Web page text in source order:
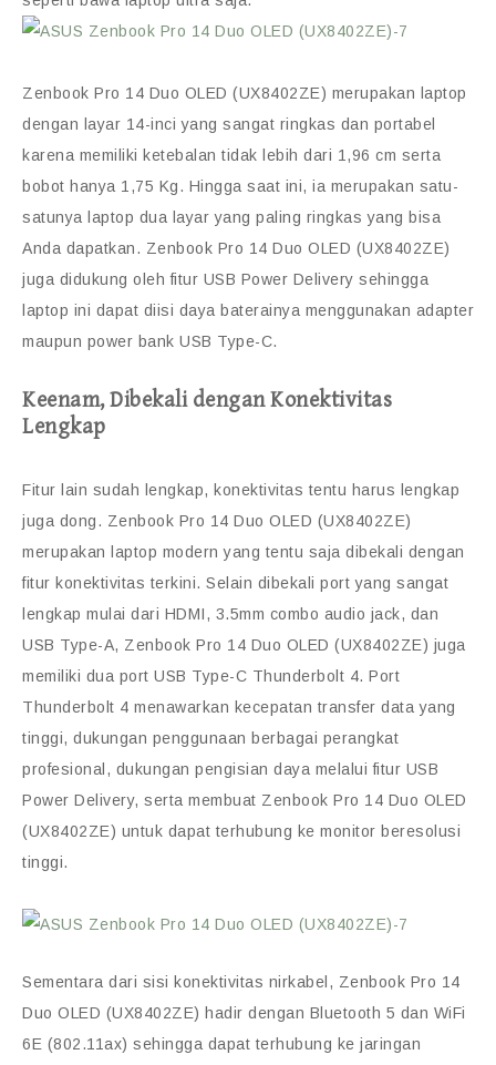
Zenbook Pro 14 Duo OLED (UX8402ZE) merupakan laptop
dengan layar 14-inci yang sangat ringkas dan portabel
karena memiliki ketebalan tidak lebih dari 1,96 cm serta
bobot hanya 1,75 Kg. Hingga saat ini, ia merupakan satu-
satunya laptop dua layar yang paling ringkas yang bisa
Anda dapatkan. Zenbook Pro 14 Duo OLED (UX8402ZE)
juga didukung oleh fitur USB Power Delivery sehingga
laptop ini dapat diisi daya baterainya menggunakan adapter
maupun power bank USB Type-C.
Keenam, Dibekali dengan Konektivitas
Lengkap
Fitur lain sudah lengkap, konektivitas tentu harus lengkap
juga dong. Zenbook Pro 14 Duo OLED (UX8402ZE)
merupakan laptop modern yang tentu saja dibekali dengan
fitur konektivitas terkini. Selain dibekali port yang sangat
lengkap mulai dari HDMI, 3.5mm combo audio jack, dan
USB Type-A, Zenbook Pro 14 Duo OLED (UX8402ZE) juga
memiliki dua port USB Type-C Thunderbolt 4. Port
Thunderbolt 4 menawarkan kecepatan transfer data yang
tinggi, dukungan penggunaan berbagai perangkat
profesional, dukungan pengisian daya melalui fitur USB
Power Delivery, serta membuat Zenbook Pro 14 Duo OLED
(UX8402ZE) untuk dapat terhubung ke monitor beresolusi
tinggi.
Sementara dari sisi konektivitas nirkabel, Zenbook Pro 14
Duo OLED (UX8402ZE) hadir dengan Bluetooth 5 dan WiFi
6E (802.11ax) sehingga dapat terhubung ke jaringan